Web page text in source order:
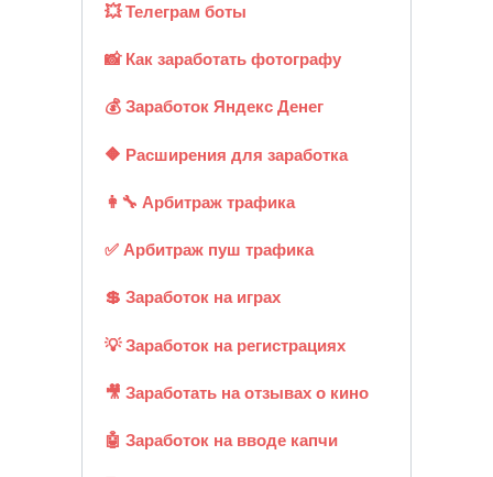
💥 Телеграм боты
📸 Как заработать фотографу
💰 Заработок Яндекс Денег
🔶 Расширения для заработка
👩‍🔧 Арбитраж трафика
✅ Арбитраж пуш трафика
💲 Заработок на играх
💡 Заработок на регистрациях
🎥 Заработать на отзывах о кино
🤖 Заработок на вводе капчи